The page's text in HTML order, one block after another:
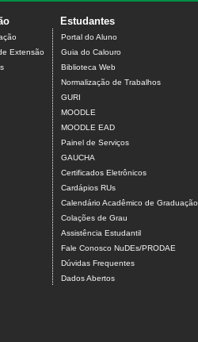
Extensão
Estudantes
Portal do Aluno
Guia do Calouro
Biblioteca Web
Normalização de Trabalhos
GURI
MOODLE
MOODLE EAD
Painel de Serviços
GAUCHA
Certificados Eletrônicos
Cardápios RUs
Calendário Acadêmico de Graduação
Colações de Grau
Assistência Estudantil
Fale Conosco NuDEs/PRODAE
Dúvidas Frequentes
Dados Abertos